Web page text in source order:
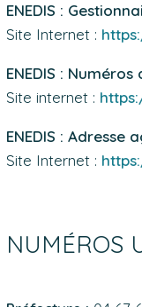
ENEDIS :
Site Internet :
ENEDIS :
Site internet :
ENEDIS : Adresse
Site Internet :
NUMÉROS